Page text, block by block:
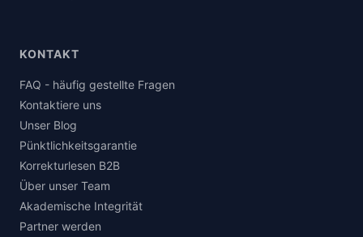
KONTAKT
FAQ - häufig gestellte Fragen
Kontaktiere uns
Unser Blog
Pünktlichkeitsgarantie
Korrekturlesen B2B
Über unser Team
Akademische Integrität
Partner werden